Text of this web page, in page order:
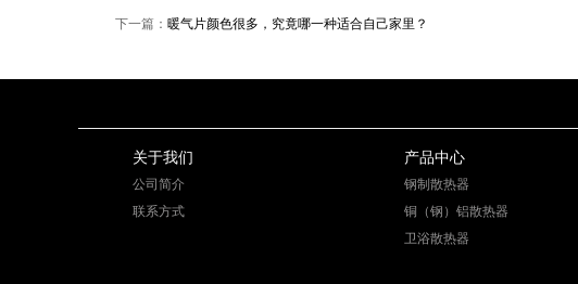
下一篇： 暖气片颜色很多，究竟哪一种适合自己家里？
关于我们
公司简介
联系方式
产品中心
钢制散热器
铜（钢）铝散热器
卫浴散热器